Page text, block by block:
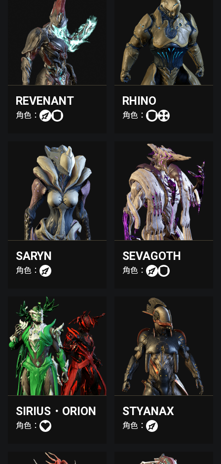
REVENANT
角色：
RHINO
角色：
SARYN
角色：
SEVAGOTH
角色：
SIRIUS・ORION
角色：
STYANAX
角色：